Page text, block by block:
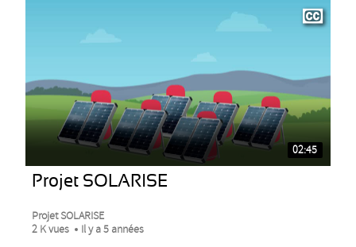
02:45
Projet SOLARISE
Projet SOLARISE
2 K vues
Il y a 5 années